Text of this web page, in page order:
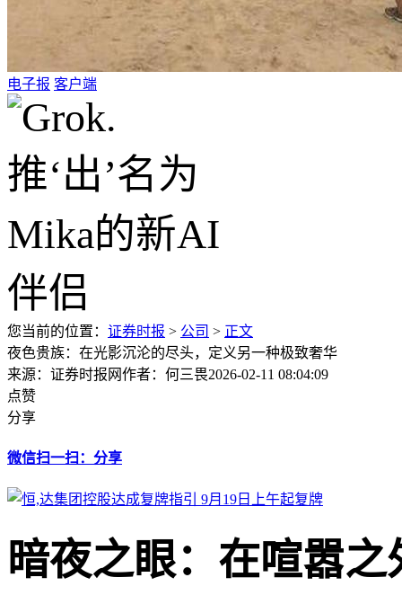
电子报 客户端
您当前的位置： 证券时报 > 公司 > 正文
夜色贵族：在光影沉沦的尽头，定义另一种极致奢华
来源：证券时报网作者：何三畏2026-02-11 08:04:09
点赞
分享
微信扫一扫：分享
暗夜之眼：在喧嚣